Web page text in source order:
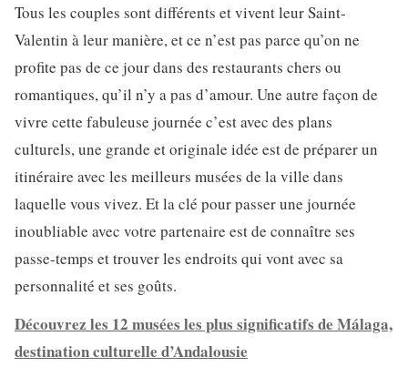
Tous les couples sont différents et vivent leur Saint-
Valentin à leur manière, et ce n’est pas parce qu’on ne
profite pas de ce jour dans des restaurants chers ou
romantiques, qu’il n’y a pas d’amour. Une autre façon de
vivre cette fabuleuse journée c’est avec des plans
culturels, une grande et originale idée est de préparer un
itinéraire avec les meilleurs musées de la ville dans
laquelle vous vivez. Et la clé pour passer une journée
inoubliable avec votre partenaire est de connaître ses
passe-temps et trouver les endroits qui vont avec sa
personnalité et ses goûts.
Découvrez les 12 musées les plus significatifs de Málaga,
destination culturelle d’Andalousie